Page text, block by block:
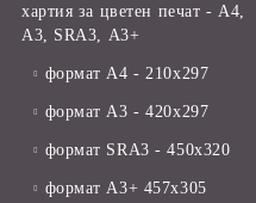
хартия за цветен печат - А4,
А3, SRA3, А3+
формат А4 - 210x297
формат А3 - 420x297
формат SRA3 - 450x320
формат А3+ 457x305